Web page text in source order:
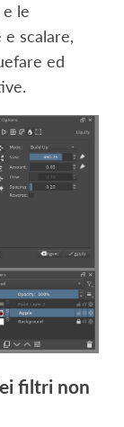
le
scalare,
ed
filtri non